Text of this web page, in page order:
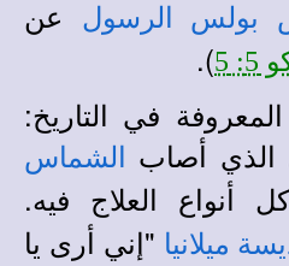
بولس الرسول عن
).
في التاريخ:
أصاب
الشماس
أنواع العلاج فيه.
ميلانيا "إني أرى يا